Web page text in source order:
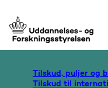
Gå til forsiden